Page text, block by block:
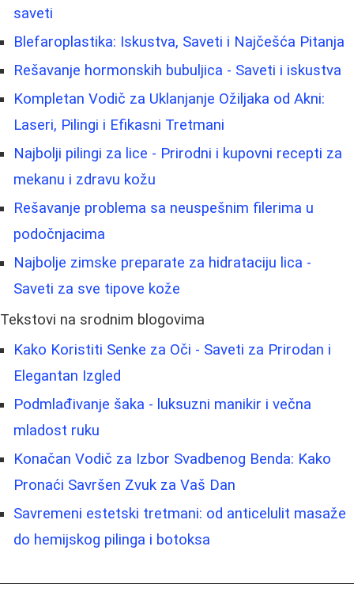
saveti
Blefaroplastika: Iskustva, Saveti i Najčešća Pitanja
Rešavanje hormonskih bubuljica - Saveti i iskustva
Kompletan Vodič za Uklanjanje Ožiljaka od Akni:
Laseri, Pilingi i Efikasni Tretmani
Najbolji pilingi za lice - Prirodni i kupovni recepti za
mekanu i zdravu kožu
Rešavanje problema sa neuspešnim filerima u
podočnjacima
Najbolje zimske preparate za hidrataciju lica -
Saveti za sve tipove kože
Tekstovi na srodnim blogovima
Kako Koristiti Senke za Oči - Saveti za Prirodan i
Elegantan Izgled
Podmlađivanje šaka - luksuzni manikir i večna
mladost ruku
Konačan Vodič za Izbor Svadbenog Benda: Kako
Pronaći Savršen Zvuk za Vaš Dan
Savremeni estetski tretmani: od anticelulit masaže
do hemijskog pilinga i botoksa